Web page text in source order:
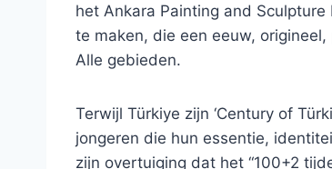
het Ankara Painting and
te maken, die een eeuw,
Alle gebieden.
Terwijl Türkiye zijn ‘Century of
jongeren die hun essentie,
zijn overtuiging dat het “100+2